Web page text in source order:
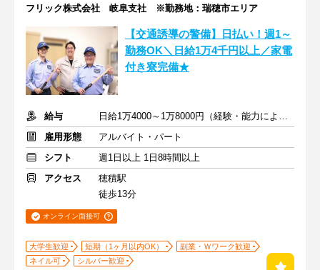
フリック株式会社 岐阜支社 ※勤務地：瑞穂市エリア
【交通誘導の警備】日払い！週1～
勤務OK＼日給1万4千円以上／家電
付き寮完備★
給与
日給1万4000～1万8000円（経験・能力による）
雇用形態
アルバイト・パート
シフト
週1日以上 1日8時間以上
アクセス
穂積駅
徒歩13分
オンライン面接可
大学生歓迎 短期（1ヶ月以内OK）
副業・Ｗワーク歓迎
ネイル可
シルバー歓迎